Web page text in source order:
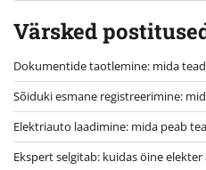
Värsked
Dokumentide taotlemine: mida
Sõiduki esmane registreerimine:
Elektriauto laadimine: mida peab
Ekspert selgitab: kuidas öine